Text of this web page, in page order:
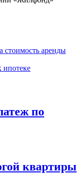
стоимость аренды
ипотеке
по
квартиры